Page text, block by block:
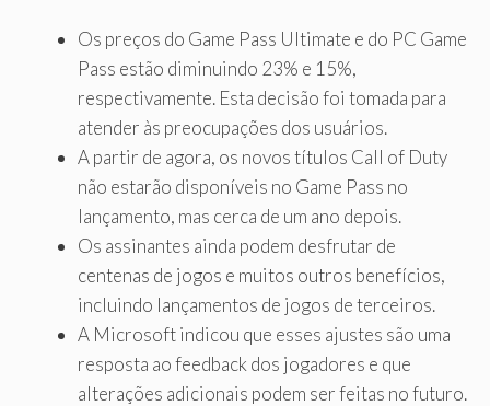
Os preços do Game Pass Ultimate e do PC Game
Pass estão diminuindo 23% e 15%,
respectivamente. Esta decisão foi tomada para
atender às preocupações dos usuários.
A partir de agora, os novos títulos Call of Duty
não estarão disponíveis no Game Pass no
lançamento, mas cerca de um ano depois.
Os assinantes ainda podem desfrutar de
centenas de jogos e muitos outros benefícios,
incluindo lançamentos de jogos de terceiros.
A Microsoft indicou que esses ajustes são uma
resposta ao feedback dos jogadores e que
alterações adicionais podem ser feitas no futuro.